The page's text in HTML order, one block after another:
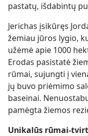
pastatų, išdabintų
Jerichas įsikūręs
žemiau jūros lygio,
užėmė apie 1000
Erodas pasistatė
rūmai, sujungti į
jų buvo priėmimo
baseinai.
pamėgta žiemos
Unikalūs rūmai-